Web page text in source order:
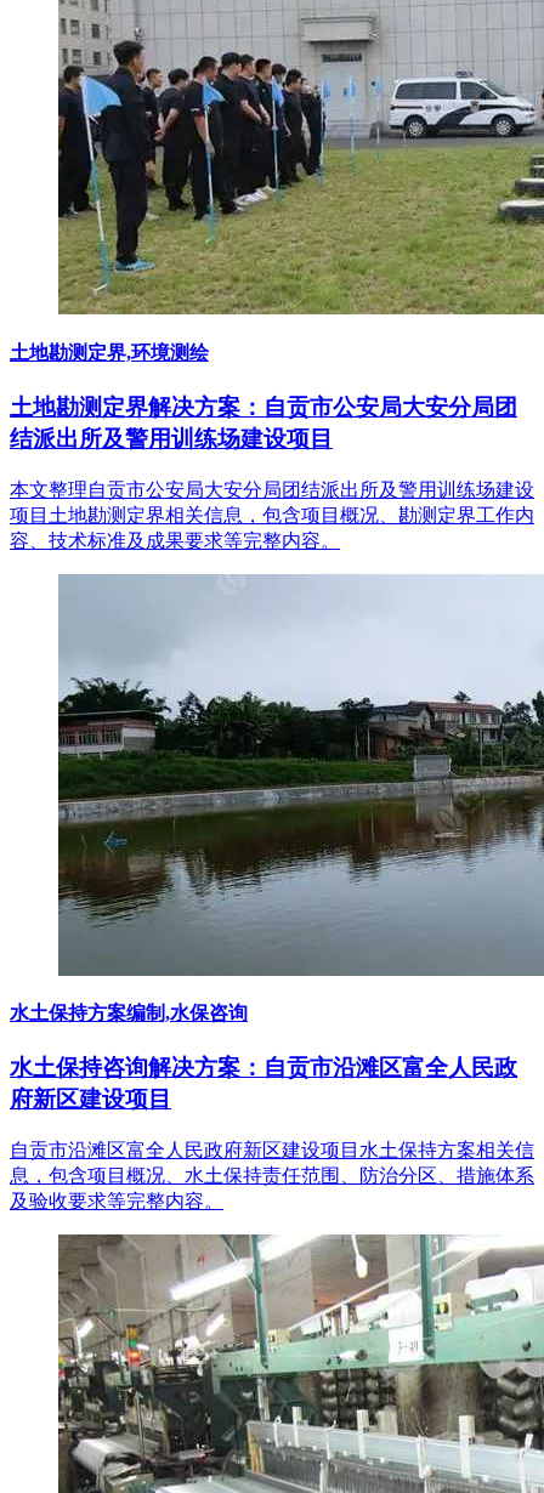
土地勘测定界,环境测绘
土地勘测定界解决方案：自贡市公安局大安分局团
结派出所及警用训练场建设项目
本文整理自贡市公安局大安分局团结派出所及警用训练场建设
项目土地勘测定界相关信息，包含项目概况、勘测定界工作内
容、技术标准及成果要求等完整内容。
水土保持方案编制,水保咨询
水土保持咨询解决方案：自贡市沿滩区富全人民政
府新区建设项目
自贡市沿滩区富全人民政府新区建设项目水土保持方案相关信
息，包含项目概况、水土保持责任范围、防治分区、措施体系
及验收要求等完整内容。